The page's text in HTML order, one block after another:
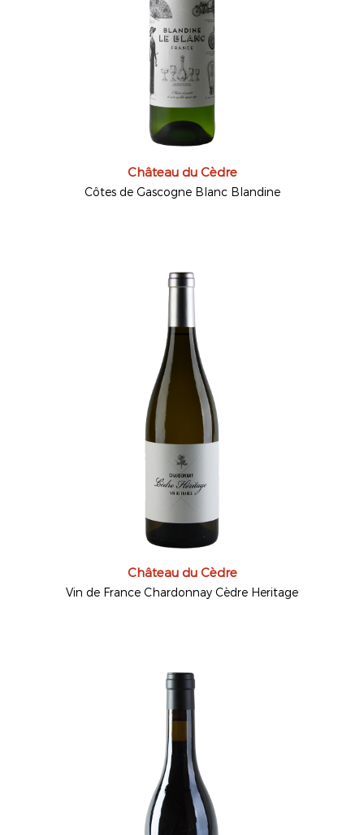
Château du Cèdre
Côtes de Gascogne Blanc Blandine
Château du Cèdre
Vin de France Chardonnay Cèdre Heritage